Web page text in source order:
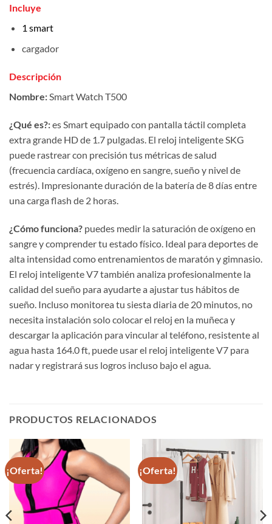
Incluye
1 smart
cargador
Descripción
Nombre:Smart Watch T500
¿Qué es?:es Smart equipado con pantalla táctil completa
extra grande HD de 1.7 pulgadas. El reloj inteligente SKG
puede rastrear con precisión tus métricas de salud
(frecuencia cardíaca, oxígeno en sangre, sueño y nivel de
estrés). Impresionante duración de la batería de 8 días entre
una carga flash de 2 horas.
¿Cómo funciona? puedes medir la saturación de oxígeno en
sangre y comprender tu estado físico. Ideal para deportes de
alta intensidad como entrenamientos de maratón y gimnasio.
El reloj inteligente V7 también analiza profesionalmente la
calidad del sueño para ayudarte a ajustar tus hábitos de
sueño. Incluso monitorea tu siesta diaria de 20 minutos, no
necesita instalación solo colocar el reloj en la muñeca y
descargar la aplicación para vincular al teléfono, resistente al
agua hasta 164.0 ft, puede usar el reloj inteligente V7 para
nadar y registrará sus logros incluso bajo el agua.
PRODUCTOS RELACIONADOS
¡Oferta! ¡Oferta!